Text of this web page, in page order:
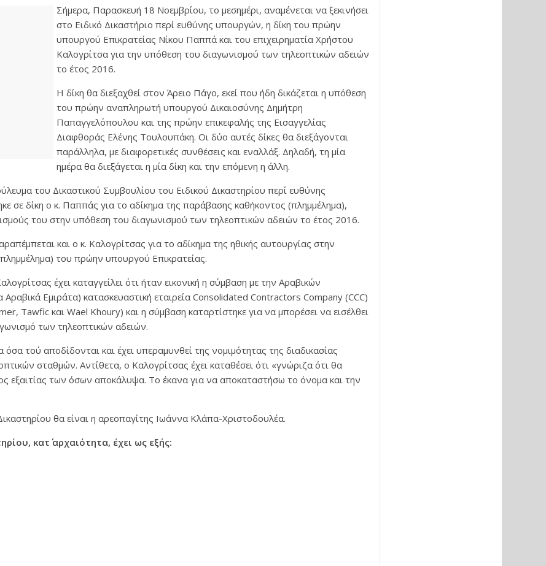
Σήμερα, Παρασκευή 18 Νοεμβρίου, το μεσημέρι, αναμένεται να ξεκινήσει
στο Ειδικό Δικαστήριο περί ευθύνης υπουργών, η δίκη του πρώην
υπουργού Επικρατείας Νίκου Παππά και του επιχειρηματία Χρήστου
Καλογρίτσα για την υπόθεση του διαγωνισμού των τηλεοπτικών αδειών
το έτος 2016.
Η δίκη θα διεξαχθεί στον Άρειο Πάγο, εκεί που ήδη δικάζεται η υπόθεση
του πρώην αναπληρωτή υπουργού Δικαιοσύνης Δημήτρη
Παπαγγελόπουλου και της πρώην επικεφαλής της Εισαγγελίας
Διαφθοράς Ελένης Τουλουπάκη. Οι δύο αυτές δίκες θα διεξάγονται
παράλληλα, με διαφορετικές συνθέσεις και εναλλάξ. Δηλαδή, τη μία
ημέρα θα διεξάγεται η μία δίκη και την επόμενη η άλλη.
του Δικαστικού Συμβουλίου του Ειδικού Δικαστηρίου περί ευθύνης
σε δίκη ο κ. Παππάς για το αδίκημα της παράβασης καθήκοντος (πλημμέλημα),
του στην υπόθεση του διαγωνισμού των τηλεοπτικών αδειών το έτος 2016.
και ο κ. Καλογρίτσας για το αδίκημα της ηθικής αυτουργίας στην
του πρώην υπουργού Επικρατείας.
έχει καταγγείλει ότι ήταν εικονική η σύμβαση με την Αραβικών
Εμιράτα) κατασκευαστική εταιρεία Consolidated Contractors Company (CCC)
Tawfic και Wael Khoury) και η σύμβαση καταρτίστηκε για να μπορέσει να εισέλθει
των τηλεοπτικών αδειών.
τού αποδίδονται και έχει υπεραμυνθεί της νομιμότητας της διαδικασίας
σταθμών. Αντίθετα, ο Καλογρίτσας έχει καταθέσει ότι «γνώριζα ότι θα
εξαιτίας των όσων αποκάλυψα. Το έκανα για να αποκαταστήσω το όνομα και την
θα είναι η αρεοπαγίτης Ιωάννα Κλάπα-Χριστοδουλέα.
κατ΄ αρχαιότητα, έχει ως εξής: